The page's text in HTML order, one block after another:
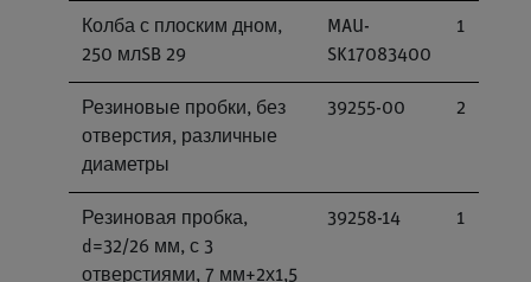
Колба с плоским дном,
250 млSB 29
MAU-
SK17083400
1
Резиновые пробки, без
отверстия, различные
диаметры
39255-00 2
Резиновая пробка,
d=32/26 мм, с 3
отверстиями, 7 мм+2х1,5
39258-14 1